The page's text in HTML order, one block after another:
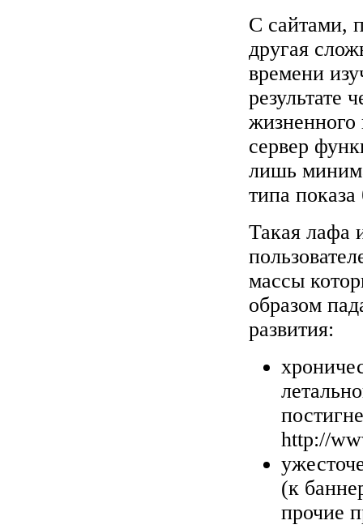
С сайтами,
другая
времени
результате
жизненного
сервер
лишь
типа
Такая лафа
массы
образом
развития:
http://
(к
прочие